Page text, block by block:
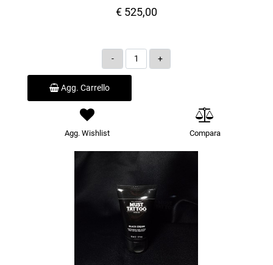
€ 525,00
Quantità
Agg. Carrello
Agg. Wishlist Compara